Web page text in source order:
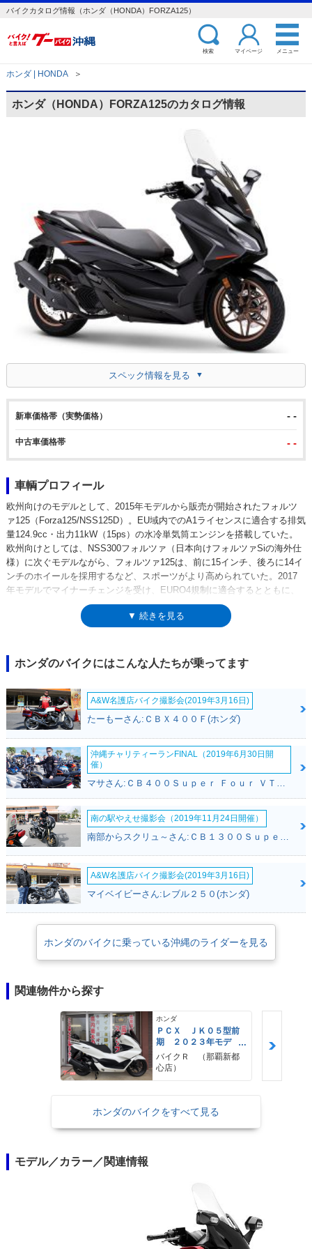
バイクカタログ情報（ホンダ（HONDA）FORZA125）
検索 マイページ メニュー
ホンダ | HONDA ＞
ホンダ（HONDA）FORZA125のカタログ情報
スペック情報を見る
新車価格帯（実勢価格） - -
中古車価格帯 - -
車輌プロフィール
欧州向けのモデルとして、2015年モデルから販売が開始されたフォルツ
ァ125（Forza125/NSS125D）。EU域内でのA1ライセンスに適合する排気
量124.9cc・出力11kW（15ps）の水冷単気筒エンジンを搭載していた。
欧州向けとしては、NSS300フォルツァ（日本向けフォルツァSiの海外仕
様）に次ぐモデルながら、フォルツァ125は、前に15インチ、後ろに14イ
ンチのホイールを採用するなど、スポーツがより高められていた。2017
年モデルでマイナーチェンジを受け、EURO4規制に適合するとともに、
スマートキーを装備。翌18年には、先にモデルチェンジしていたフォルツ
ァ300（日本では250cc版が同年7月発売）と同様のデザインや装備を持つ
最小排気量モデルとなったフォルツァ125も、モデルチェンジを受けた。
前回同様に、フォルツァ350と同じデザインになり、トラクションコント
ロールやUSBポートを装備するとともに、エンジンも変更され、ユーロ5
規制にも適合した。2023年モデルでデザイン、メーター表示などの仕様
変更を受け、特別カラーモデル（スペシャルエディション）も設定され
た。2025年モデルからは、5インチサイズのフルカラーの液晶メーターを
▼ 続きを見る
ホンダのバイクにはこんな人たちが乗ってます
A&W名護店バイク撮影会(2019年3月16日)
たーもーさん:ＣＢＸ４００Ｆ(ホンダ)
沖縄チャリティーランFINAL（2019年6月30日開
催）
マサさん:ＣＢ４００Ｓｕｐｅｒ Ｆｏｕｒ ＶＴＥＣ ＳＰＥＣ２(ホンダ)
南の駅やえせ撮影会（2019年11月24日開催）
A&W名護店バイク撮影会(2019年3月16日)
マイベイビーさん:レブル２５０(ホンダ)
ホンダのバイクに乗っている沖縄のライダーを見る
関連物件から探す
ホンダ
ＰＣＸ ＪＫ０５型前
期 ２０２３年モデ
ル 純正ロングスクリ
ーン ＫＩＴＡＣＯバ
ックレスト 純正セキ
バイクＲ （那覇新都
心店）
ホンダのバイクをすべて見る
モデル／カラー／関連情報